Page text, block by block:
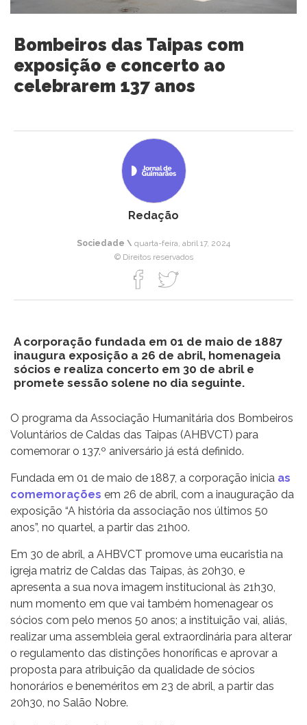
Bombeiros das Taipas com
exposição e concerto ao
celebrarem 137 anos
Redação
Sociedade \ quarta-feira, abril 17, 2024
© Direitos reservados
A corporação fundada em 01 de maio de 1887
inaugura exposição a 26 de abril, homenageia
sócios e realiza concerto em 30 de abril e
promete sessão solene no dia seguinte.
O programa da Associação Humanitária dos Bombeiros
Voluntários de Caldas das Taipas (AHBVCT) para
comemorar o 137.º aniversário já está definido.
Fundada em 01 de maio de 1887, a corporação inicia as
comemorações em 26 de abril, com a inauguração da
exposição “A história da associação nos últimos 50
anos”, no quartel, a partir das 21h00.
Em 30 de abril, a AHBVCT promove uma eucaristia na
igreja matriz de Caldas das Taipas, às 20h30, e
apresenta a sua nova imagem institucional às 21h30,
num momento em que vai também homenagear os
sócios com pelo menos 50 anos; a instituição vai, aliás,
realizar uma assembleia geral extraordinária para alterar
o regulamento das distinções honoríficas e aprovar a
proposta para atribuição da qualidade de sócios
honorários e beneméritos em 23 de abril, a partir das
20h30, no Salão Nobre.